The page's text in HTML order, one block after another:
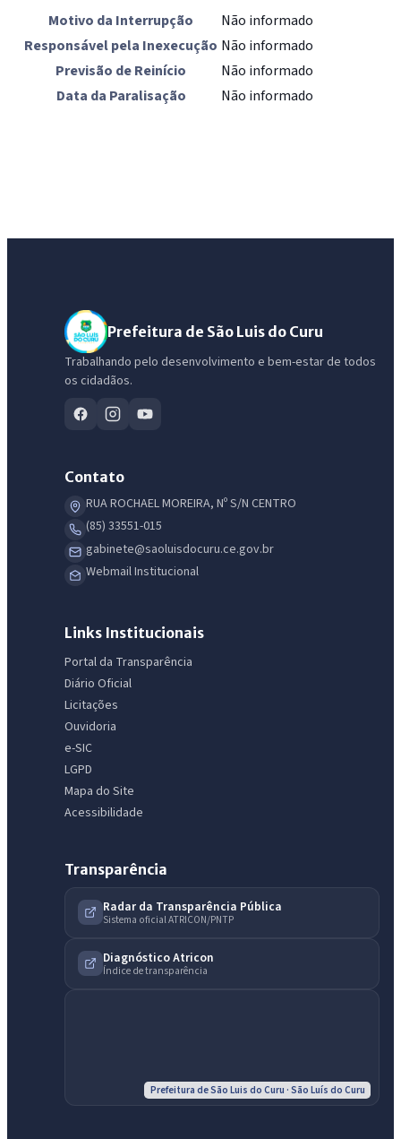
Motivo da Interrupção
Não informado
Responsável pela Inexecução Não informado
Previsão de Reinício
Não informado
Data da Paralisação
Não informado
Prefeitura de São Luis do Curu
Trabalhando pelo desenvolvimento e bem-estar de todos
os cidadãos.
Contato
RUA ROCHAEL MOREIRA, Nº S/N CENTRO
(85) 33551-015
gabinete@saoluisdocuru.ce.gov.br
Webmail Institucional
Links Institucionais
Portal da Transparência
Diário Oficial
Licitações
Ouvidoria
e-SIC
LGPD
Mapa do Site
Acessibilidade
Transparência
Radar da Transparência Pública
Sistema oficial ATRICON/PNTP
Diagnóstico Atricon
Índice de transparência
Prefeitura de São Luis do Curu · São Luís do Curu
IntGest AI
Assistente do Portal